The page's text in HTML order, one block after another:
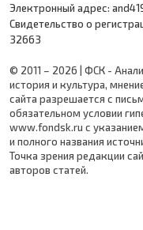
Электронный адрес:
Cвидетельство о
32663
© 2011 – 2026 | ФСК -
история и культура,
сайта разрешается с
обязательном условии
www.fondsk.ru с
и полного названия
Точка зрения редакции
авторов статей.